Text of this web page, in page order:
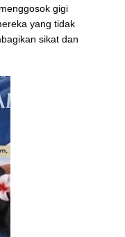
gigi
yang tidak
sikat dan